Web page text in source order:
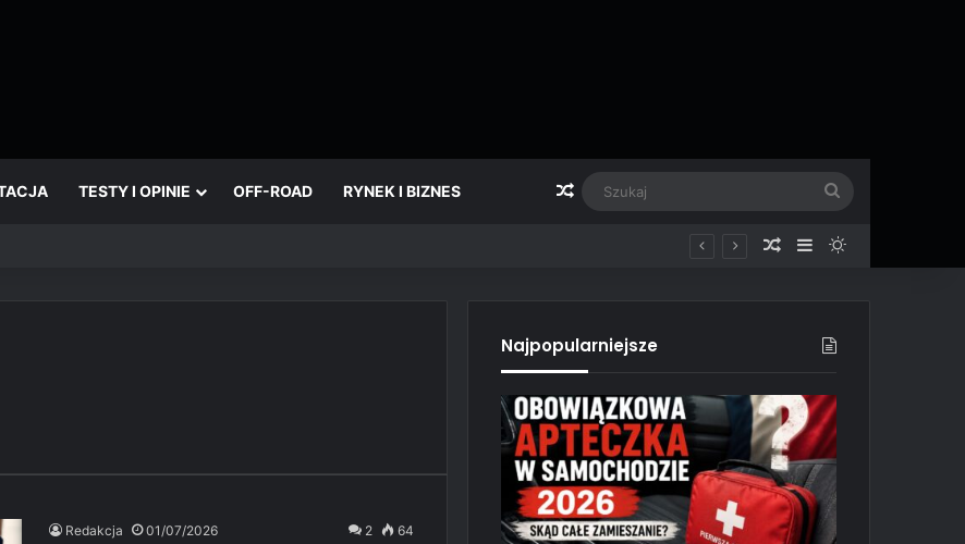
TESTY I OPINIE OFF-ROAD RYNEK I BIZNES Losowy artykuł
wciąż żyje Losowy artykuł
Sidebar
Redakcja 01/07/2026 2 64
Najpopularniejsze